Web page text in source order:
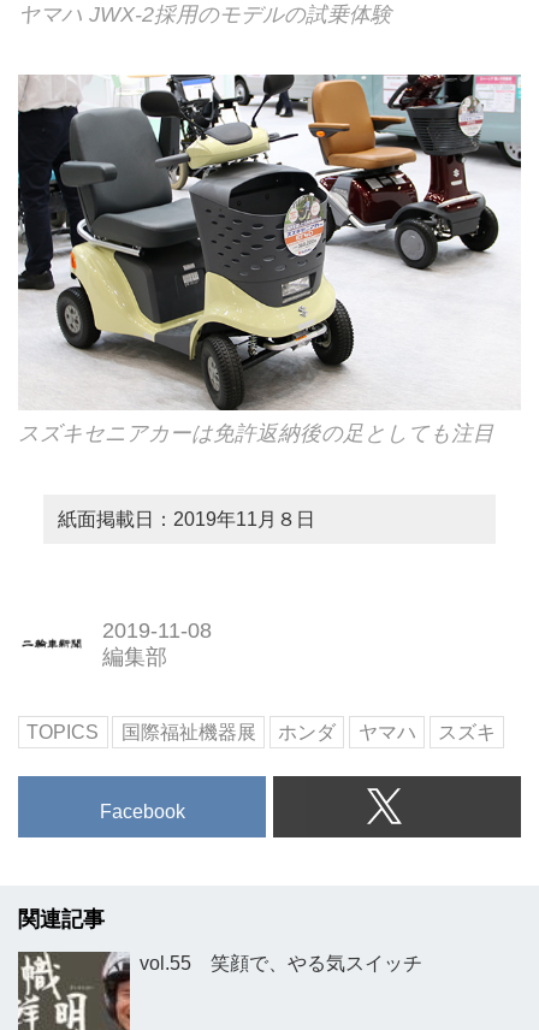
ヤマハ JWX-2採用のモデルの試乗体験
スズキセニアカーは免許返納後の足としても注目
紙面掲載日：2019年11月８日
2019-11-08
編集部
TOPICS 国際福祉機器展 ホンダ ヤマハ スズキ
Facebook
関連記事
vol.55 笑顔で、やる気スイッチ